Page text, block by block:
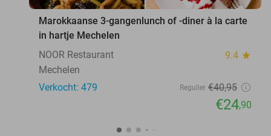
Marokkaanse 3-gangenlunch of -diner à la carte
in hartje Mechelen
NOOR Restaurant
9.4 star
Mechelen
Verkocht: 479
Regulier €40,95
€24,90